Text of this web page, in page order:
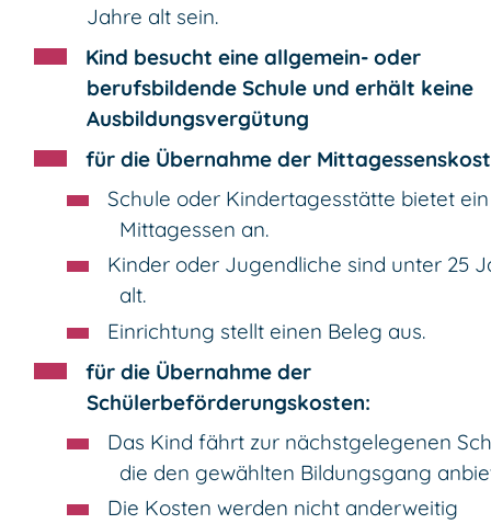
Jahre alt sein.
Kind besucht eine allgemein- oder
berufsbildende Schule und erhält keine
Ausbildungsvergütung
für die Übernahme der
Schule oder Kindertagesstätte bietet ein
Mittagessen an.
Kinder oder Jugendliche sind unter 25
alt.
Einrichtung stellt einen Beleg aus.
für die Übernahme der
Schülerbeförderungskosten:
Das Kind fährt zur nächstgelegenen
die den gewählten Bildungsgang
Die Kosten werden nicht anderweitig